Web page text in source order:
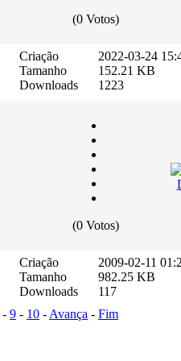
(0 Votos)
Criação
Tamanho
Downloads
2022-03-24
152.21 KB
1223
(0 Votos)
Criação
Tamanho
Downloads
2009-02-11
982.25 KB
117
- 9 - 10 -Avança - Fim